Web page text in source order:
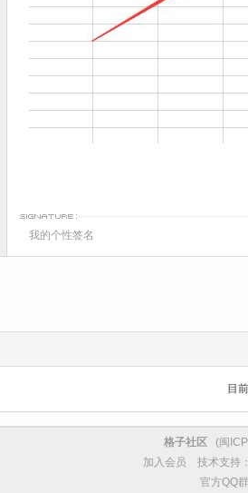
我的个性签名
目
格子社区 (闽
加入会员
技术支持
官方QQ